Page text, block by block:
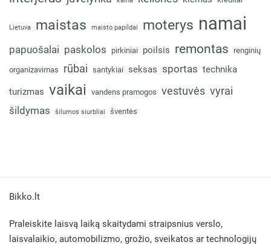
Lietuva maistas maisto papildai moterys namai
papuošalai paskolos pirkiniai poilsis remontas renginių
organizavimas rūbai santykiai seksas sportas technika
turizmas vaikai vandens pramogos vestuvės vyrai
šildymas šilumos siurbliai šventės
Bikko.lt
Praleiskite laisvą laiką skaitydami straipsnius verslo,
laisvalaikio, automobilizmo, grožio, sveikatos ar technologijų